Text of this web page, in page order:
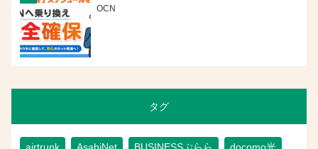
OCN
タグ